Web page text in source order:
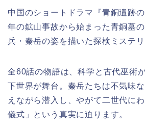
中国のショートドラマ『青銅遺跡
年の鉱山事故から始まった青銅墓
兵・秦岳の姿を描いた探検ミステリ
全60話の物語は、科学と古代巫術
下世界が舞台。秦岳たちは不気味
えながら潜入し、やがて二世代に
儀式」という真実に迫ります。